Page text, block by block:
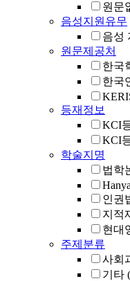
원문
음성지원유무
음성
원문제공처
한국
한국
등재정보
KCI
KCI
학술지명
법학
인권
지적
현대
주제분류
사회
기타